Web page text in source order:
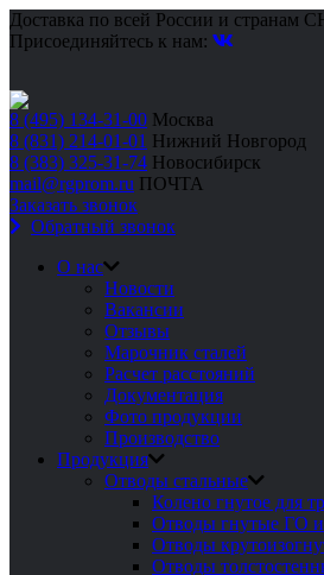
Доставка по всей России и странам
Присоединяйтесь к нам:
8 (495) 134-31-00 Москва
8 (831) 214-01-01 Нижний Новгород
8 (383) 325-31-74 Новосибирск
mail@rgprom.ru ПОЧТА
Заказать звонок
Обратный звонок
О нас
Новости
Вакансии
Отзывы
Марочник сталей
Расчет расстояний
Документация
Фото продукции
Производство
Продукция
Отводы стальные
Колено гнутое для
Отводы гнутые ГО
Отводы
Отводы